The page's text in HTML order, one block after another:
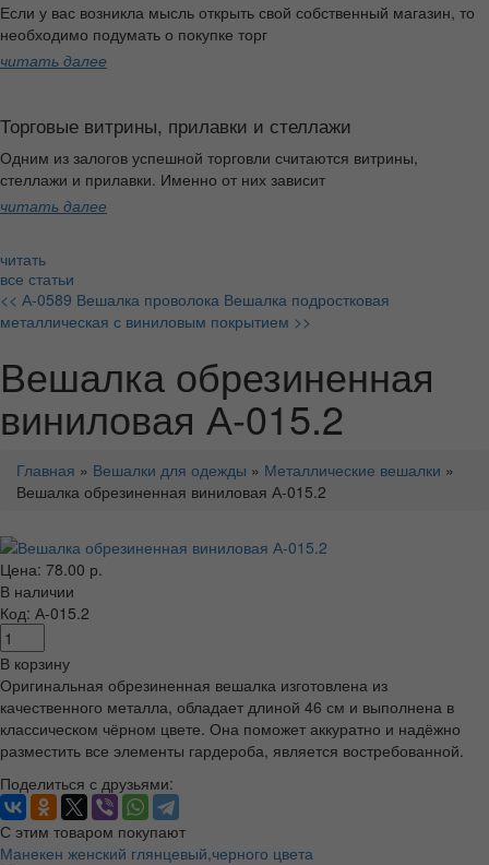
Если у вас возникла мысль открыть свой собственный магазин, то
необходимо подумать о покупке торг
читать далее
Торговые витрины, прилавки и стеллажи
Одним из залогов успешной торговли считаются витрины,
стеллажи и прилавки. Именно от них зависит
читать далее
читать
все статьи
<< А-0589 Вешалка проволока Вешалка подростковая
металлическая с виниловым покрытием >>
Вешалка обрезиненная
виниловая А-015.2
Главная » Вешалки для одежды » Металлические вешалки »
Вешалка обрезиненная виниловая А-015.2
Цена: 78.00 р.
В наличии
Код: А-015.2
В корзину
Оригинальная обрезиненная вешалка изготовлена из
качественного металла, обладает длиной 46 см и выполнена в
классическом чёрном цвете. Она поможет аккуратно и надёжно
разместить все элементы гардероба, является востребованной.
Поделиться с друзьями:
С этим товаром покупают
Манекен женский глянцевый,черного цвета